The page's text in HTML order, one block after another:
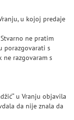
u kojoj predaje
ne pratim
porazgovarati s
ne razgovaram s
u Vranju objavila
da nije znala da